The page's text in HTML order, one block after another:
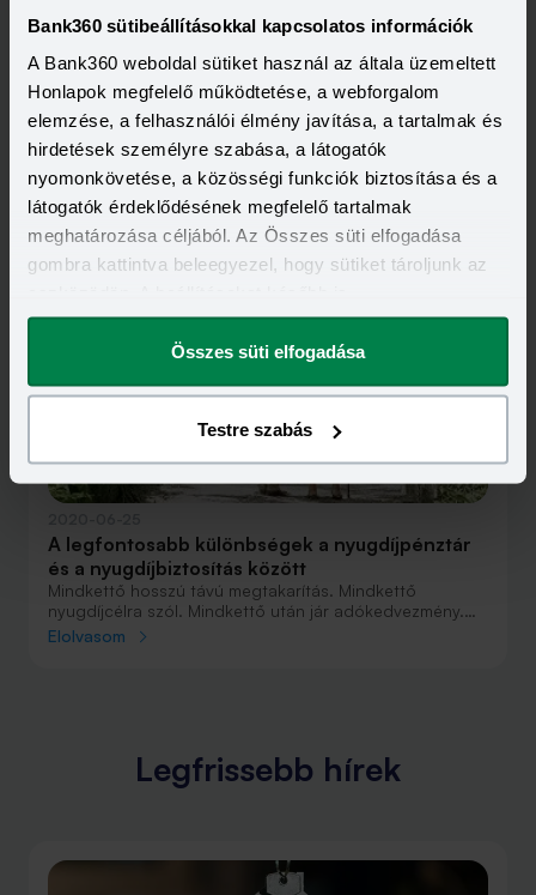
Bank360 sütibeállításokkal kapcsolatos információk
A Bank360 weboldal sütiket használ az általa üzemeltett
Honlapok megfelelő működtetése, a webforgalom
elemzése, a felhasználói élmény javítása, a tartalmak és
hirdetések személyre szabása, a látogatók
nyomonkövetése, a közösségi funkciók biztosítása és a
látogatók érdeklődésének megfelelő tartalmak
meghatározása céljából. Az Összes süti elfogadása
gombra kattintva beleegyezel, hogy sütiket tároljunk az
megváltoztathatod.
Összes süti elfogadása
Testre szabás
Kapcsolódó cikkek
A legfontosabb különbségek a nyugdíjpénztár
és a nyugdíjbiztosítás között
Mindkettő hosszú távú megtakarítás. Mindkettő
nyugdíjcélra szól. Mindkettő után jár adókedvezmény.
De akkor mi a különbség az önkéntes nyugdíjpénztári
Elolvasom
Legfrissebb hírek